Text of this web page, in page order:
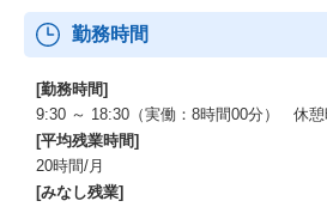
勤務時間
[勤務時間]
9:30 ～ 18:30（実働：8時間00分） 休憩
[平均残業時間]
20時間/月
[みなし残業]